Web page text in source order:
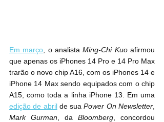
Em março , o analista Ming-Chi Kuo afirmou
que apenas os iPhones 14 Pro e 14 Pro Max
trarão o novo chip A16, com os ‌iPhones 14‌ e
‌iPhone 14‌ Max sendo equipados com o chip
edição de abril de sua Power On Newsletter
Mark Gurman , da Bloomberg , concordou